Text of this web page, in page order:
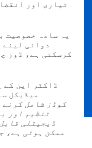
تیاری اور
یہ سادہ خصوصیت
دوائی لینے
کرسکتی ہے، ڈوز
ڈاکٹر این
میڈیکل
تنظیم اور
ڈیجیٹلی
ممکن ہوتی ہے،